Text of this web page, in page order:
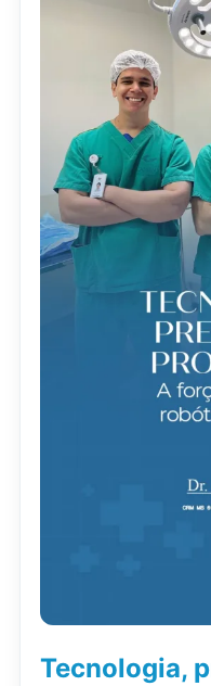
Tecnologia,